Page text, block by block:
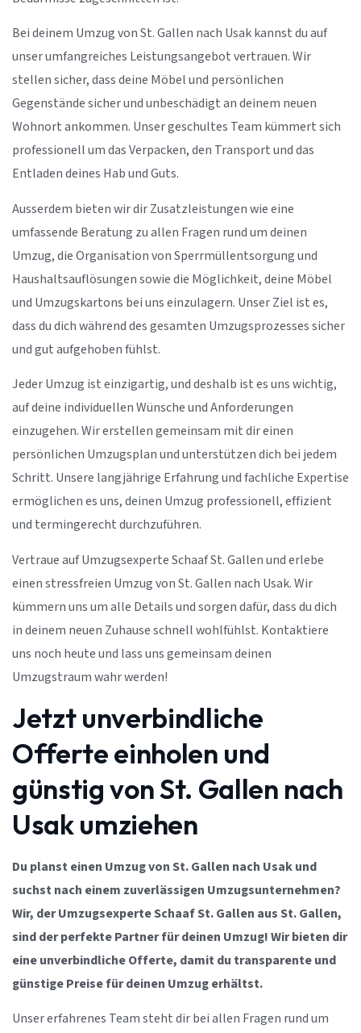
Bei deinem Umzug von St. Gallen nach Usak kannst du auf
unser umfangreiches Leistungsangebot vertrauen. Wir
stellen sicher, dass deine Möbel und persönlichen
Gegenstände sicher und unbeschädigt an deinem neuen
Wohnort ankommen. Unser geschultes Team kümmert sich
professionell um das Verpacken, den Transport und das
Entladen deines Hab und Guts.
Ausserdem bieten wir dir Zusatzleistungen wie eine
umfassende Beratung zu allen Fragen rund um deinen
Umzug, die Organisation von Sperrmüllentsorgung und
Haushaltsauflösungen sowie die Möglichkeit, deine Möbel
und Umzugskartons bei uns einzulagern. Unser Ziel ist es,
dass du dich während des gesamten Umzugsprozesses sicher
und gut aufgehoben fühlst.
Jeder Umzug ist einzigartig, und deshalb ist es uns wichtig,
auf deine individuellen Wünsche und Anforderungen
einzugehen. Wir erstellen gemeinsam mit dir einen
persönlichen Umzugsplan und unterstützen dich bei jedem
Schritt. Unsere langjährige Erfahrung und fachliche Expertise
ermöglichen es uns, deinen Umzug professionell, effizient
und termingerecht durchzuführen.
Vertraue auf Umzugsexperte Schaaf St. Gallen und erlebe
einen stressfreien Umzug von St. Gallen nach Usak. Wir
kümmern uns um alle Details und sorgen dafür, dass du dich
in deinem neuen Zuhause schnell wohlfühlst. Kontaktiere
uns noch heute und lass uns gemeinsam deinen
Umzugstraum wahr werden!
Jetzt unverbindliche
Offerte einholen und
günstig von St. Gallen nach
Usak umziehen
Du planst einen Umzug von St. Gallen nach Usak und
suchst nach einem zuverlässigen Umzugsunternehmen?
Wir, der Umzugsexperte Schaaf St. Gallen aus St. Gallen,
sind der perfekte Partner für deinen Umzug! Wir bieten dir
eine unverbindliche Offerte, damit du transparente und
günstige Preise für deinen Umzug erhältst.
Unser erfahrenes Team steht dir bei allen Fragen rund um